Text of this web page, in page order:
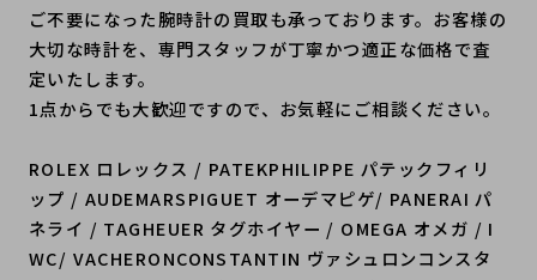
ご不要になった腕時計の買取も承っております。お客様の
大切な時計を、専門スタッフが丁寧かつ適正な価格で査
定いたします。
1点からでも大歓迎ですので、お気軽にご相談ください。
ROLEX ロレックス / PATEKPHILIPPE パテックフィリ
ップ / AUDEMARSPIGUET オーデマピゲ/ PANERAI パ
ネライ / TAGHEUER タグホイヤー / OMEGA オメガ / I
WC/ VACHERONCONSTANTIN ヴァシュロンコンスタ